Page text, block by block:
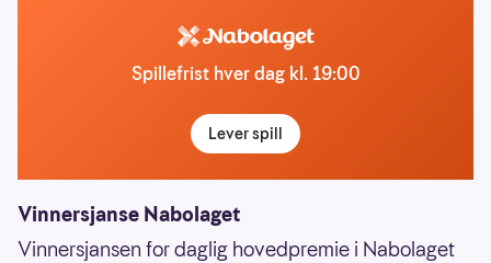
Spillefrist hver dag kl. 19:00
Lever spill
Vinnersjanse Nabolaget
Vinnersjansen for daglig hovedpremie i Nabolaget